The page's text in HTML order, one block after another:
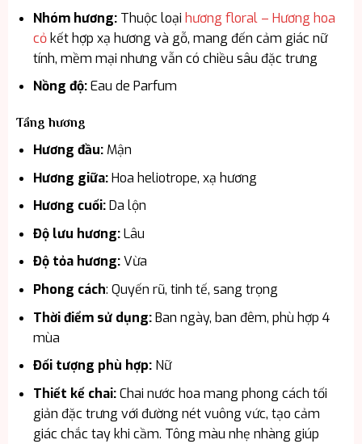
Nhóm hương:Thuộc loại hương floral – Hương hoa
cỏkết hợp xạ hương và gỗ, mang đến cảm giác nữ
tính, mềm mại nhưng vẫn có chiều sâu đặc trưng
Nồng độ:Eau de Parfum
Tầng hương
Hương đầu:Mận
Hương giữa:Hoa heliotrope, xạ hương
Hương cuối:Da lộn
Độ lưu hương:Lâu
Độ tỏa hương:Vừa
Phong cách: Quyến rũ, tinh tế, sang trọng
Thời điểm sử dụng:Ban ngày, ban đêm, phù hợp 4
mùa
Đối tượng phù hợp:Nữ
Thiết kế chai:Chai nước hoa mang phong cách tối
giản đặc trưng với đường nét vuông vức, tạo cảm
giác chắc tay khi cầm. Tông màu nhẹ nhàng giúp